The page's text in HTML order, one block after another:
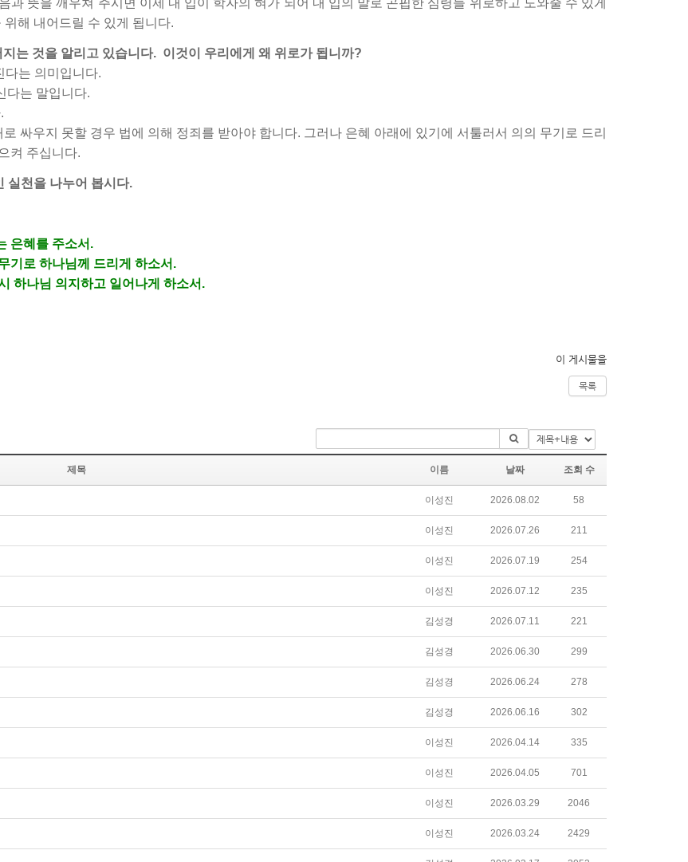
과 뜻을 깨우쳐 주시면 이제 내 입이 학자의 혀가 되어 내 입의 말로 곤핍한 심령들 위로하고 도와줄 수 있게
해 내어드릴 수 있게 됩니다.
는 것을 알리고 있습니다. 이것이 우리에게 왜 위로가 됩니까?
다는 의미입니다.
다는 말입니다.
싸우지 못할 경우 법에 의해 정죄를 받아야 합니다. 그러나 은혜 아래에 있기에 서툴러서 의의 무기로 드리
켜 주십니다.
실천을 나누어 봅시다.
은혜를 주소서.
기로 하나님께 드리게 하소서.
하나님 의지하고 일어나게 하소서.
이 게시물을
목록
제목 이름 날짜 조회 수
이성진 2026.08.02 58
이성진 2026.07.26 211
이성진 2026.07.19 254
이성진 2026.07.12 235
김성경 2026.07.11 221
김성경 2026.06.30 299
김성경 2026.06.24 278
김성경 2026.06.16 302
이성진 2026.04.14 335
이성진 2026.04.05 701
이성진 2026.03.29 2046
이성진 2026.03.24 2429